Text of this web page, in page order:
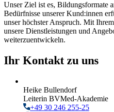
Unser Ziel ist es, Bildungsformate
Bedürfnisse unserer Kund:innen
unser höchster Anspruch. Mit
unsere Dienstleistungen und
weiterzuentwickeln.
Ihr Kontakt zu uns
Heike Bullendorf
Leiterin BVMed-Akademie
+49 30 246 255-25